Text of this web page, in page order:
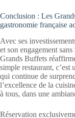
Conclusion : Les
gastronomie française
Avec ses
et son engagement
Grands Buffets
simple restaurant,
qui continue de
l’excellence de la
à tous, dans une
Réservation